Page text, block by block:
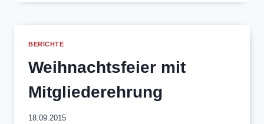
BERICHTE
Weihnachtsfeier mit
Mitgliederehrung
18.09.2015